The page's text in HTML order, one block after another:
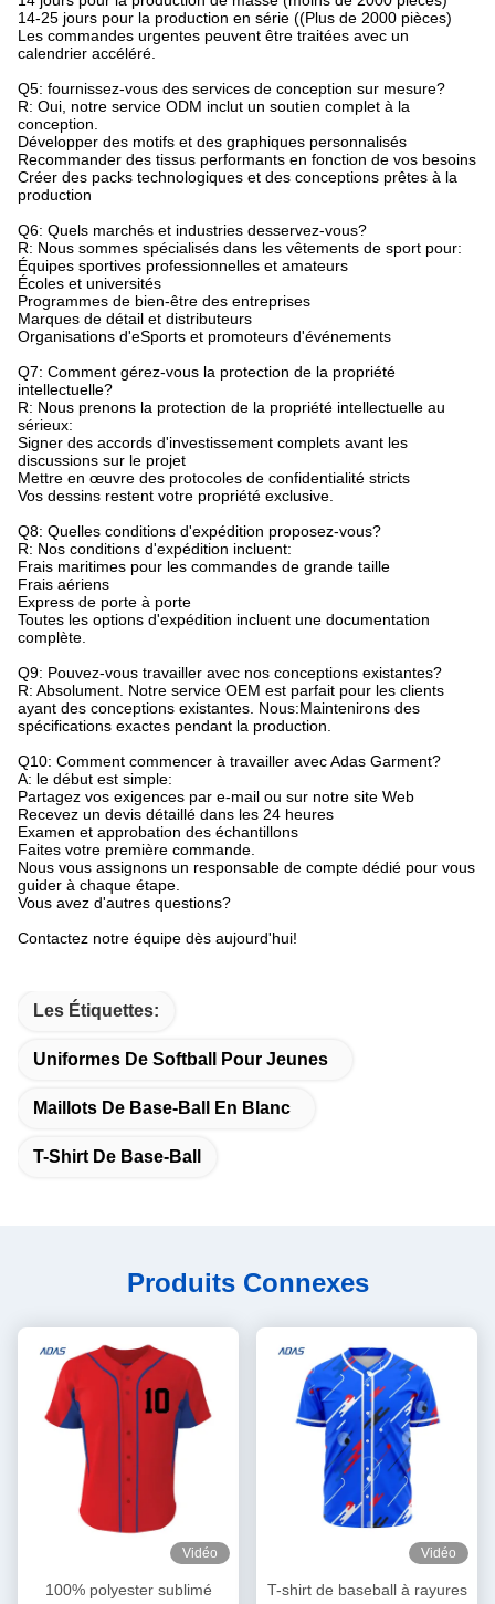
14-25 jours pour la production en série ((Plus de 2000 pièces)
Les commandes urgentes peuvent être traitées avec un
calendrier accéléré.
Q5: fournissez-vous des services de conception sur mesure?
R: Oui, notre service ODM inclut un soutien complet à la
conception.
Développer des motifs et des graphiques personnalisés
Recommander des tissus performants en fonction de vos besoins
Créer des packs technologiques et des conceptions prêtes à la
production
Q6: Quels marchés et industries desservez-vous?
R: Nous sommes spécialisés dans les vêtements de sport pour:
Équipes sportives professionnelles et amateurs
Écoles et universités
Programmes de bien-être des entreprises
Marques de détail et distributeurs
Organisations d'eSports et promoteurs d'événements
Q7: Comment gérez-vous la protection de la propriété
intellectuelle?
R: Nous prenons la protection de la propriété intellectuelle au
sérieux:
Signer des accords d'investissement complets avant les
discussions sur le projet
Mettre en œuvre des protocoles de confidentialité stricts
Vos dessins restent votre propriété exclusive.
Q8: Quelles conditions d'expédition proposez-vous?
R: Nos conditions d'expédition incluent:
Frais maritimes pour les commandes de grande taille
Frais aériens
Express de porte à porte
Toutes les options d'expédition incluent une documentation
complète.
Q9: Pouvez-vous travailler avec nos conceptions existantes?
R: Absolument. Notre service OEM est parfait pour les clients
ayant des conceptions existantes. Nous:Maintenirons des
spécifications exactes pendant la production.
Q10: Comment commencer à travailler avec Adas Garment?
A: le début est simple:
Partagez vos exigences par e-mail ou sur notre site Web
Recevez un devis détaillé dans les 24 heures
Examen et approbation des échantillons
Faites votre première commande.
Nous vous assignons un responsable de compte dédié pour vous
guider à chaque étape.
Vous avez d'autres questions?
Contactez notre équipe dès aujourd'hui!
Les Étiquettes:
Uniformes De Softball Pour Jeunes
Maillots De Base-Ball En Blanc
T-Shirt De Base-Ball
Produits Connexes
Vidéo
100% polyester sublimé
Vidéo
T-shirt de baseball à rayures